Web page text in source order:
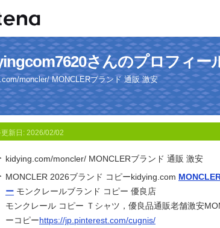
さんのプロフィー
moncler/ MONCLERブランド 通販 激安
新日: 2026/02/02
kidying.com/moncler/ MONCLERブランド 通販 激安
MONCLER 2026ブランド コピーkidying.com
ー モンクレールブランド コピー 優良店
モンクレール コピー Ｔシャツ，優良品通販老舗激安
ーコピーhttps://jp.pinterest.com/cugnis/